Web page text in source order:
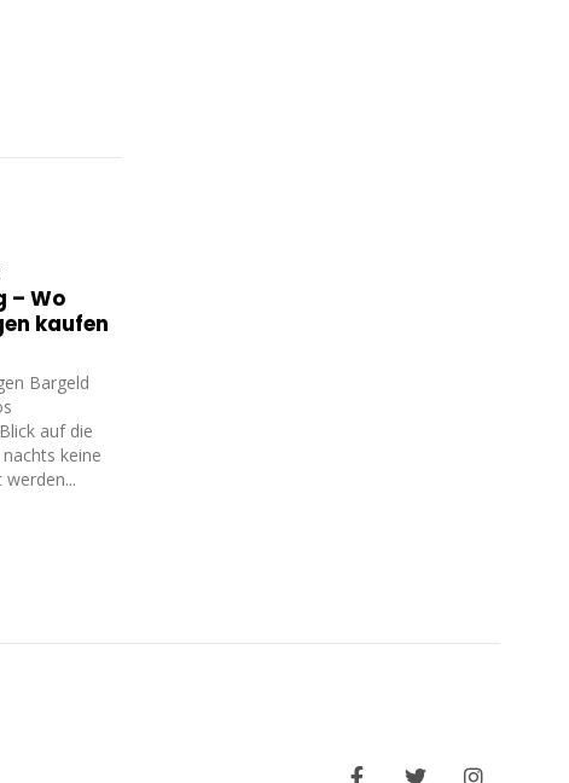
für Krypto
werden so
die Content
verteilt....